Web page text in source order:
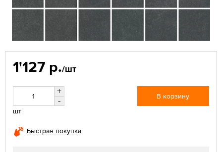
1'127 р./шт
+
-
шт
В корзину
Быстрая покупка